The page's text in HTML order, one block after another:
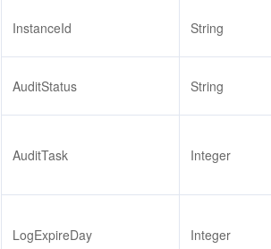
InstanceId String
AuditStatus String
AuditTask Integer
LogExpireDay Integer